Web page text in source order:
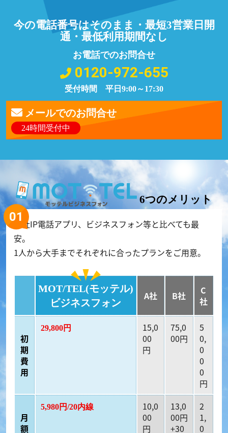
今の電話番号はそのまま・最短3営業日開
通・最低利用期間なし
お電話でのお問合せ
0120-972-655
受付時間 平日9:00～17:30
メールでのお問合せ
24時間受付中
6つのメリット
他社IP電話アプリ、ビジネスフォン等と比べても最
安。
1人から大手までそれぞれに合ったプランをご用意。
MOT/TEL(モッテル)
ビジネスフォン
A社 B社
C
社
初
期
費
用
29,800円
15,0
00
円
75,0
00円
5
0,
0
0
0
円
月
額
5,980円/20内線
10,0
00
円
13,0
00円
+30
2
1,
0